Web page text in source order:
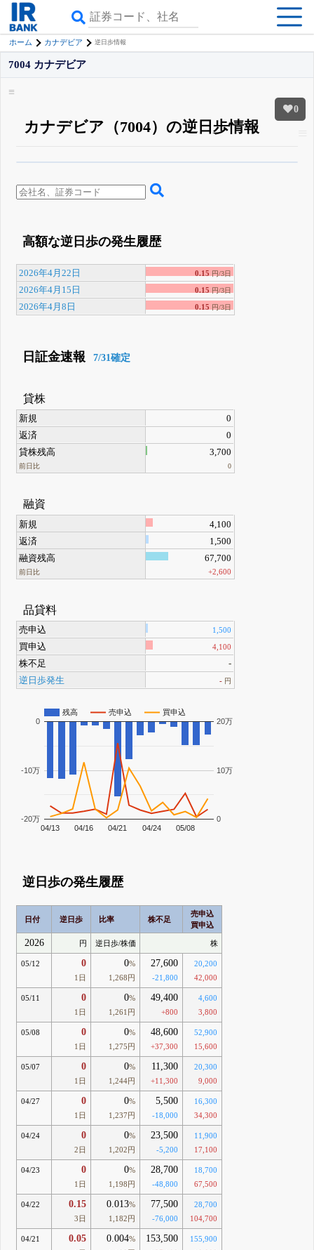
ホーム カナデビア 逆日歩情報
0
7004 カナデビア
カナデビア（7004）の逆日歩情報
見られる
無料でβ版をはじめる
登録すると永久30%OFFと米株版の先行利用も付きます
高額な逆日歩の発生履歴
2026年4月22日 0.15 円/3日
2026年4月15日 0.15 円/3日
2026年4月8日 0.15 円/3日
日証金速報 7/31確定
貸株
新規
0
返済
0
貸株残高
前日比
3,700
0
融資
新規
4,100
返済
1,500
融資残高
前日比
67,700
+2,600
品貸料
売申込 1,500
買申込 4,100
株不足
-
逆日歩発生
- 円
残高 売申込 買申込
04/13 04/16 04/21 04/24 05/08
-20万
-10万
0
0
10万
20万
逆日歩の発生履歴
日付 逆日歩 比率 株不足
売申込
買申込
2026 円 逆日歩/株価 株
05/12 0
1日
0%
1,268円
27,600
-21,800
20,200
42,000
05/11 0
1日
0%
1,261円
49,400
+800
4,600
3,800
05/08 0
1日
0%
1,275円
48,600
+37,300
52,900
15,600
05/07 0
1日
0%
1,244円
11,300
+11,300
20,300
9,000
04/27 0
1日
0%
1,237円
5,500
-18,000
16,300
34,300
04/24 0
2日
0%
1,202円
23,500
-5,200
11,900
17,100
04/23 0
1日
0%
1,198円
28,700
-48,800
18,700
67,500
04/22 0.15
3日
0.013%
1,182円
77,500
-76,000
28,700
104,700
04/21 0.05 0.004%
153,500
155,900